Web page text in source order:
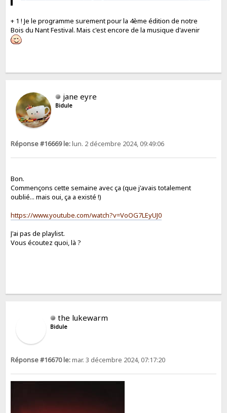
+ 1 ! Je le programme surement pour la 4ème édition de notre
Bois du Nant Festival. Mais c'est encore de la musique d'avenir
jane eyre
Bidule
Réponse #16669 le:lun. 2 décembre 2024, 09:49:06
Bon.
Commençons cette semaine avec ça (que j'avais totalement
oublié... mais oui, ça a existé !)
https://www.youtube.com/watch?v=VoOG7LEyUJ0
J'ai pas de playlist.
Vous écoutez quoi, là ?
the lukewarm
Bidule
Réponse #16670 le:mar. 3 décembre 2024, 07:17:20